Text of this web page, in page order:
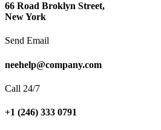
66 Road Broklyn Street,
New York
Send Email
neehelp@company.com
Call 24/7
+1 (246) 333 0791